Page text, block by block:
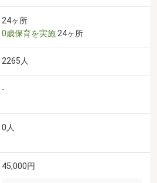
24ヶ所
0歳保育を実施 24ヶ所
2265人
-
0人
45,000円